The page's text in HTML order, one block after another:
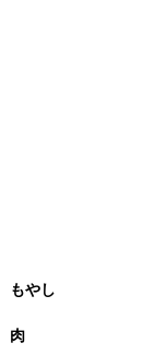
もやし
肉